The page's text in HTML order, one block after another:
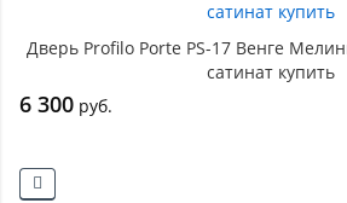
Дверь Profilo Porte PS-17 Венге
сатинат купить
6 300 руб.